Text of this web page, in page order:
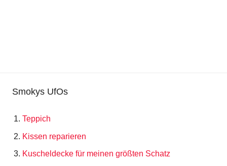
Smokys UfOs
Teppich
Kissen reparieren
Kuscheldecke für meinen größten Schatz